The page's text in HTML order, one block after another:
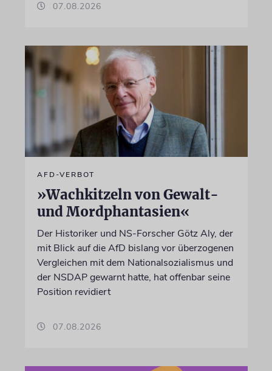
07.08.2026
AFD-VERBOT
»Wachkitzeln von Gewalt-
und Mordphantasien«
Der Historiker und NS-Forscher Götz Aly, der
mit Blick auf die AfD bislang vor überzogenen
Vergleichen mit dem Nationalsozialismus und
der NSDAP gewarnt hatte, hat offenbar seine
Position revidiert
07.08.2026